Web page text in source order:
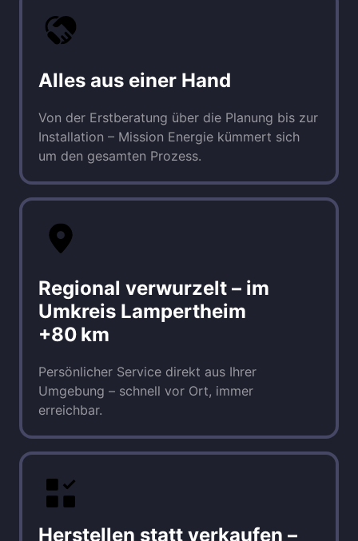
Alles aus einer Hand
Von der Erstberatung über die Planung bis zur
Installation – Mission Energie kümmert sich
um den gesamten Prozess.
Regional verwurzelt – im
Umkreis Lampertheim
+80 km
Persönlicher Service direkt aus Ihrer
Umgebung – schnell vor Ort, immer
erreichbar.
Herstellen statt verkaufen –